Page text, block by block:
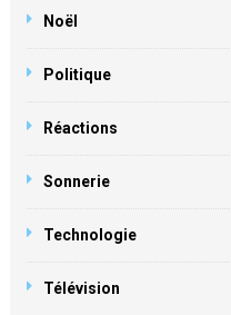
Noël
Politique
Réactions
Sonnerie
Technologie
Télévision